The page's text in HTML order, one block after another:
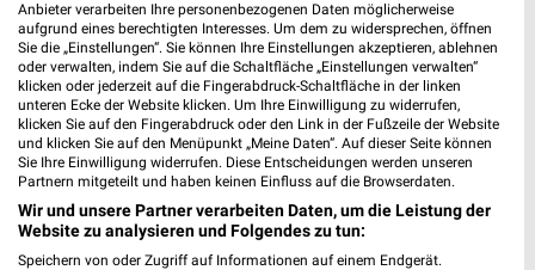
Ernsting's family Roth
Hauptstraße 50
91154 Roth
Heute 09:00 - 18:30 Uhr | Geschlossen
398,37 km
Ernsting's family Schwabach
Königsstraße 5
Anbieter verarbeiten Ihre personenbezogenen Daten möglicherweise
aufgrund eines berechtigten Interesses. Um dem zu widersprechen, öffnen
Sie die „Einstellungen“. Sie können Ihre Einstellungen akzeptieren, ablehnen
oder verwalten, indem Sie auf die Schaltfläche „Einstellungen verwalten“
klicken oder jederzeit auf die Fingerabdruck-Schaltfläche in der linken
unteren Ecke der Website klicken. Um Ihre Einwilligung zu widerrufen,
klicken Sie auf den Fingerabdruck oder den Link in der Fußzeile der Website
und klicken Sie auf den Menüpunkt „Meine Daten“. Auf dieser Seite können
Sie Ihre Einwilligung widerrufen. Diese Entscheidungen werden unseren
Partnern mitgeteilt und haben keinen Einfluss auf die Browserdaten.
Wir und unsere Partner verarbeiten Daten, um die Leistung der
Website zu analysieren und Folgendes zu tun:
Speichern von oder Zugriff auf Informationen auf einem Endgerät.